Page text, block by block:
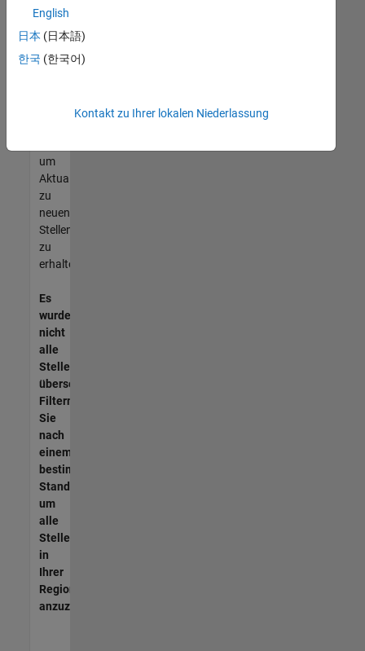
Ihren
entsprechen,
werden
unseres
um
Aktualisierungen
zu
neuen
Stellenangeboten
zu
erhalten.
Es
wurden
nicht
alle
Stellen
übersetzt.
Filtern
Sie
nach
einem
bestimmten
Standort,
um
alle
Stellenangebote
in
Ihrer
Region
anzuzeigen.
English
日本 (日本語)
한국 (한국어)
Kontakt zu Ihrer lokalen Niederlassung